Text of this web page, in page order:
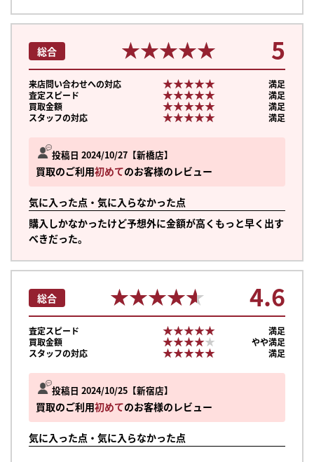
投稿日 2024/10/27 新橋店
買取のご利用初めてのお客様のレビュー
気に入った点・気に入らなかった点
購入しかなかったけど予想外に金額が高くもっと早く出す
べきだった。
総合 ★★★★★
★★★★★ 5
来店問い合わせへの対応 ★★★★★
★★★★★
満足
査定スピード
★★★★★
★★★★★
満足
買取金額
★★★★★
★★★★★
満足
スタッフの対応
★★★★★
★★★★★ 満足
投稿日 2024/10/25 新宿店
買取のご利用初めてのお客様のレビュー
気に入った点・気に入らなかった点
総合 ★★★★★
★★★★★ 4.6
査定スピード ★★★★★
★★★★★
満足
買取金額
★★★★★
★★★★★
やや満足
スタッフの対応
★★★★★
★★★★★ 満足
かんたん30秒でお試し査定